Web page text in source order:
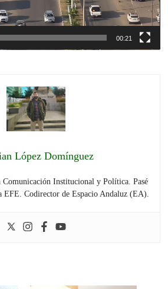
00:21
López Domínguez
Comunicación Institucional y Política. Pasé
Codirector de Espacio Andaluz (EA).